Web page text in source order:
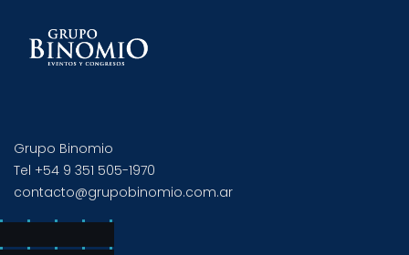
Grupo Binomio
Tel +54 9 351 505-1970
contacto@grupobinomio.com.ar